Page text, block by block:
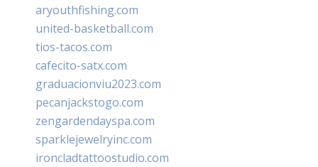
aryouthfishing.com
united-basketball.com
tios-tacos.com
cafecito-satx.com
graduacionviu2023.com
pecanjackstogo.com
zengardendayspa.com
sparklejewelryinc.com
ironcladtattoostudio.com